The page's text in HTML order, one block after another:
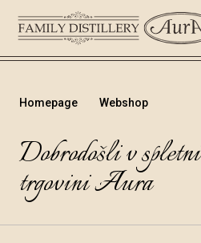
Homepage Webshop
Dobrodošli v spletni
trgovini Aura